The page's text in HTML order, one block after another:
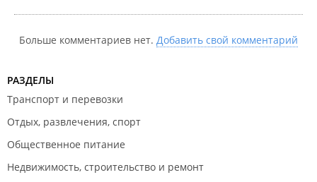
была предпринята попытка разъяснить, что Если
систему налогообложения. Вы сказали, что у Вас
свой бухгалтер, и он всё и так знает. К
сожалению, мы не можем навязать свою помощь,
когда клиент заявляет, что она ему не нужна! В
дополнении хотим отметить, что практикующий
бухгалтер знает, что заявление о переходе на
Больше комментариев нет. Добавить свой комментарий
РАЗДЕЛЫ
Транспорт и перевозки
Отдых, развлечения, спорт
Общественное питание
Недвижимость, строительство и ремонт